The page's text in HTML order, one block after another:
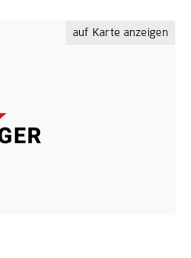
auf Karte anzeigen